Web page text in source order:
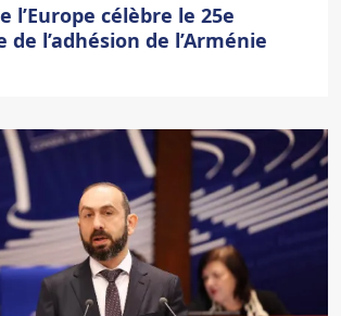
l’Europe célèbre le 25e
l’adhésion de l’Arménie